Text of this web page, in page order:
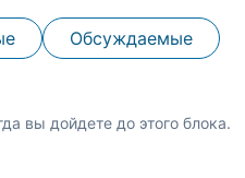
Обсуждаемые
вы дойдете до этого блока.